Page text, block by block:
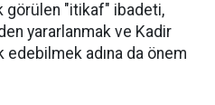
görülen "itikaf" ibadeti,
yararlanmak ve Kadir
adına da önem